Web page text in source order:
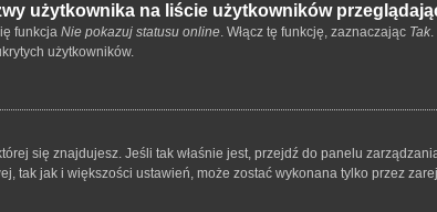
użytkownika na liście użytkowników
funkcja Nie pokazuj statusu online. Włącz tę funkcję, zaznaczając Tak.
użytkowników.
się znajdujesz. Jeśli tak właśnie jest, przejdź do panelu
tak jak i większości ustawień, może zostać wykonana tylko przez